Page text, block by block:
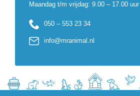
Maandag t/m vrijdag: 9.00 – 17.00 uur
050 – 553 23 34
info@mranimal.nl